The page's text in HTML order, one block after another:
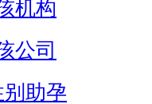
机构
公司
别助孕